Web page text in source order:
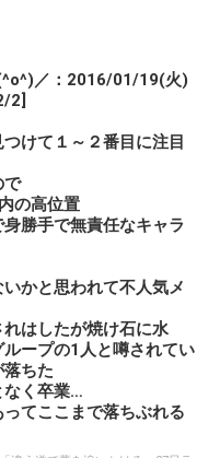
／：2016/01/19(火)
2]
けて１～２番目に注目
で
の高位置
勝手で無責任なキャラ
かと思われて不人気メ
はしたが焼け石に水
ープの1人と噂されてい
ちた
なく卒業…
てここまで落ちぶれる